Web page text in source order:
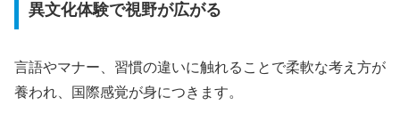
異文化体験で視野が広がる
言語やマナー、習慣の違いに触れることで柔軟な考え方が
養われ、国際感覚が身につきます。